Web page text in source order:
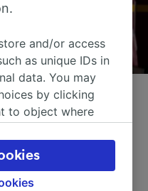
til Genève med tog
rundt 836 km. Det er
fra Brest til Genève,
and/or access
as unique IDs in
data. You may
by clicking
to object where
choices will be
will not affect
not be used for